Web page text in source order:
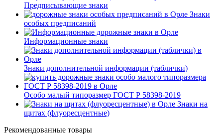
Предписывающие знаки
Знаки
особых предписаний
Информационные знаки
Знаки дополнительной информации (таблички)
Особо малый типоразмер ГОСТ Р 58398-2019
Знаки на
щитах (флуоресцентные)
Рекомендованные товары